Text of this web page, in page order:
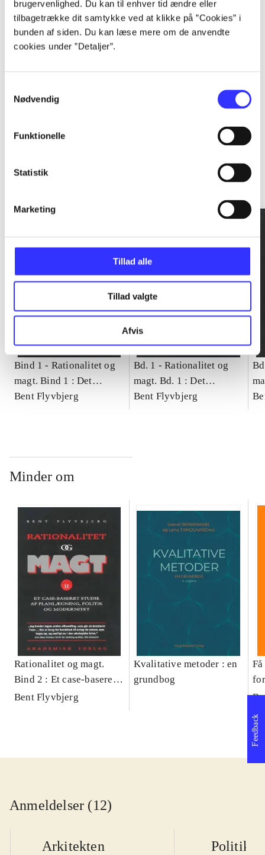
brugervenlighed. Du kan til enhver tid ændre eller
tilbagetrække dit samtykke ved at klikke på ”Cookies” i
bunden af siden. Du kan læse mere om de anvendte
cookies under ”Detaljer”.
Nødvendig
Funktionelle
Statistik
Marketing
Tillad alle
Tillad valgte
Afvis
...
Bind 1 - Rationalitet og
magt. Bind 1 : Det
konkretes videnskab
Bent Flyvbjerg
Bd. 1 -Rationalitet og
magt. Bd. 1 : Det
konkretes videnskab
Bent Flyvbjerg
Minder om
Rationalitet og magt.
Bind 2 : Et case-baseret
studie af planlægning,
Bent Flyvbjerg
Kvalitative metoder : en
grundbog
Anmeldelser (12)
Arkitekten Politiken
Feedback